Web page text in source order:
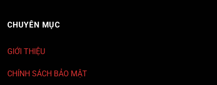
CHUYÊN MỤC
GIỚI THIỆU
CHÍNH SÁCH BẢO MẬT